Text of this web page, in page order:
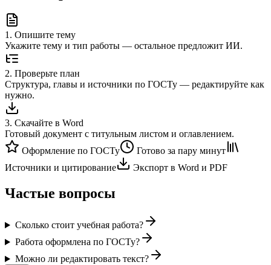
1. Опишите тему
Укажите тему и тип работы — остальное предложит ИИ.
2. Проверьте план
Структура, главы и источники по ГОСТу — редактируйте как
нужно.
3. Скачайте в Word
Готовый документ с титульным листом и оглавлением.
Оформление по ГОСТу
Готово за пару минут
Источники и цитирование
Экспорт в Word и PDF
Частые вопросы
Сколько стоит учебная работа?
Работа оформлена по ГОСТу?
Можно ли редактировать текст?